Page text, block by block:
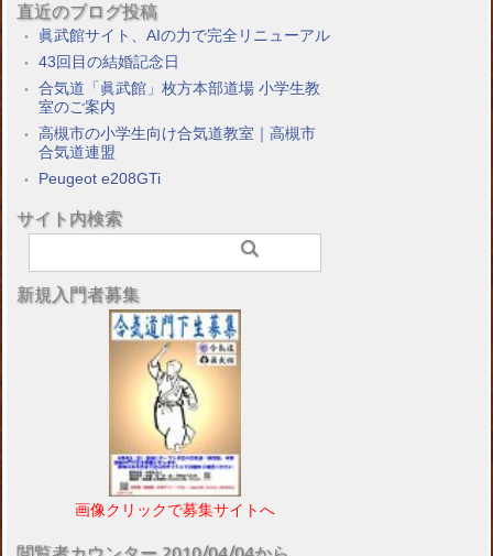
直近のブログ投稿
眞武館サイト、AIの力で完全リニューアル
43回目の結婚記念日
合気道「眞武館」枚方本部道場 小学生教
室のご案内
高槻市の小学生向け合気道教室｜高槻市
合気道連盟
Peugeot e208GTi
サイト内検索
新規入門者募集
画像クリックで募集サイトへ